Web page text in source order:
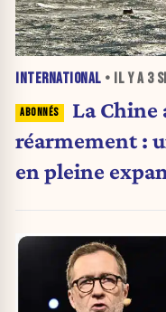
INTERNATIONAL • IL Y A 3
La Chine
réarmement :
en pleine